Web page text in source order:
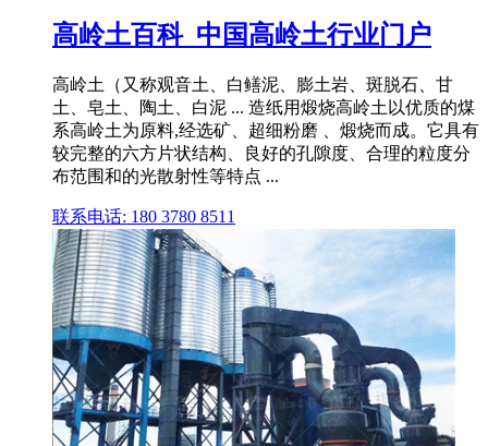
高岭土百科_中国高岭土行业门户
高岭土（又称观音土、白鳝泥、膨土岩、斑脱石、甘
土、皂土、陶土、白泥 ... 造纸用煅烧高岭土以优质的煤
系高岭土为原料,经选矿、超细粉磨 、煅烧而成。它具有
较完整的六方片状结构、良好的孔隙度、合理的粒度分
布范围和的光散射性等特点 ...
联系电话: 180 3780 8511